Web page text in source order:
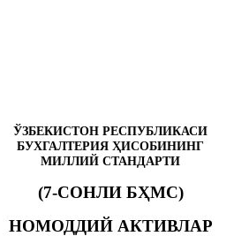
ЎЗБЕКИСТОН РЕСПУБЛИКАСИ
БУХГАЛТЕРИЯ ҲИСОБИНИНГ
МИЛЛИЙ СТАНДАРТИ
(7-СОНЛИ БҲМС)
НОМОДДИЙ АКТИВЛАР